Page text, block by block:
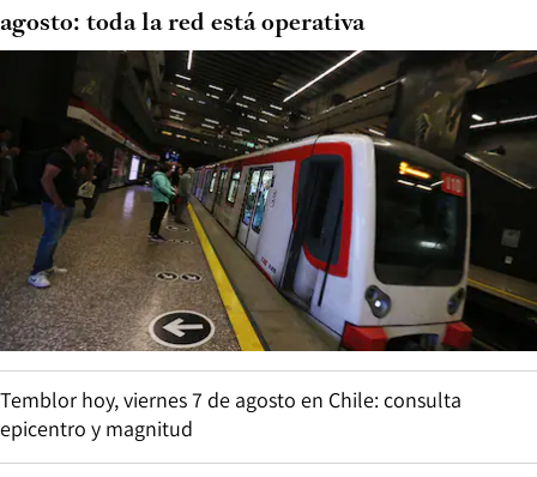
agosto: toda la red está operativa
Temblor hoy, viernes 7 de agosto en Chile: consulta
epicentro y magnitud